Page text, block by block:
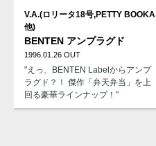
V.A.(ロリータ18号,PETTY BOOKA
他)
BENTEN アンプラグド
1996.01.26 OUT
"えっ、BENTEN Labelからアンプ
ラグド？！ 傑作「弁天弁当」を上
回る豪華ラインナップ！"